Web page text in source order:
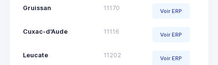
Gruissan 11170 Voir ERP
Cuxac-d'Aude 11116 Voir ERP
Leucate 11202 Voir ERP